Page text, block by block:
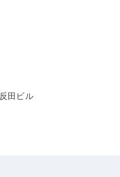
田ビル